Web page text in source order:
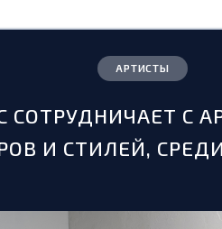
АРТИСТЫ
СОТРУДНИЧАЕТ С
И СТИЛЕЙ,